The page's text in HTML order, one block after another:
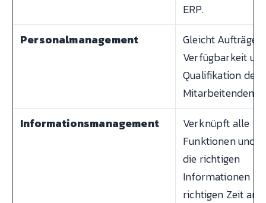
ERP.
Personalmanagement
Gleicht Aufträge
Verfügbarkeit
Qualifikation der
Mitarbeitenden
Informationsmanagement
Verknüpft alle
Funktionen und
die richtigen
Informationen
richtigen Zeit am